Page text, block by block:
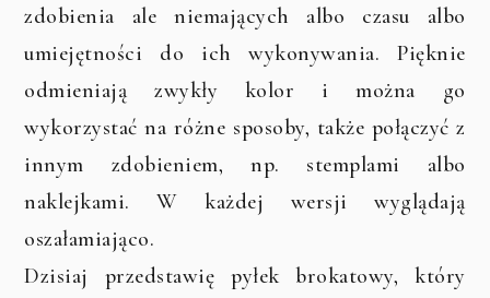
zdobienia ale niemających albo czasu albo
umiejętności do ich wykonywania. Pięknie
odmieniają zwykły kolor i można go
wykorzystać na różne sposoby, także połączyć z
innym zdobieniem, np. stemplami albo
naklejkami. W każdej wersji wyglądają
oszałamiająco.
Dzisiaj przedstawię pyłek brokatowy, który